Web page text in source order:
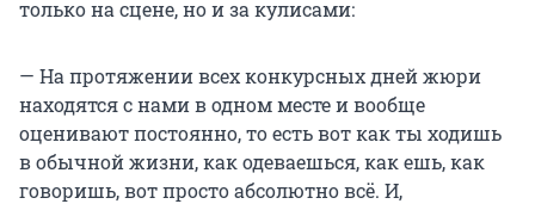
только на сцене, но и за кулисами:
— На протяжении всех конкурсных дней жюри
находятся с нами в одном месте и вообще
оценивают постоянно, то есть вот как ты ходишь
в обычной жизни, как одеваешься, как ешь, как
говоришь, вот просто абсолютно всё. И,